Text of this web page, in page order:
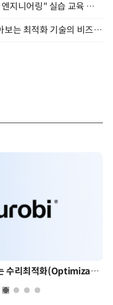
현업에서 바로 쓰는 "하네스 엔지니어링" 실습 교육 워크숍 8월 20일 개최
[올쇼TV] Gurobi와 함께 알아보는 최적화 기술의 비즈니스 활용 (8월 20일 생방송)
AI 시대의 의사결정을 바꾸는 수리최적화(Optimization): 실제 산업 적용 사례와 활용 전략